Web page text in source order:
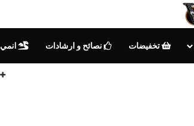
تخفيضات نصائح و ارشادات انمي